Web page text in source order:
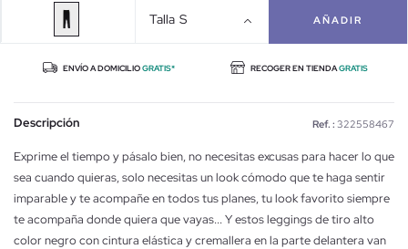
Talla S AÑADIR
ENVÍO A DOMICILIOGRATIS* RECOGER EN TIENDAGRATIS
Descripción Ref. : 322558467
Exprime el tiempo y pásalo bien, no necesitas excusas para hacer lo que
sea cuando quieras, solo necesitas un look cómodo que te haga sentir
imparable y te acompañe en todos tus planes, tu look favorito siempre
te acompaña donde quiera que vayas... Y estos leggings de tiro alto
color negro con cintura elástica y cremallera en la parte delantera van